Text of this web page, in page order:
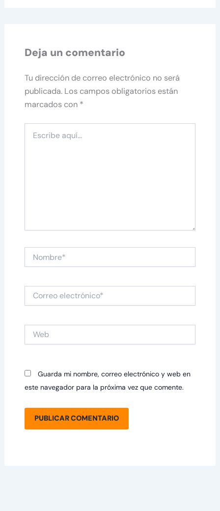
Deja un comentario
Tu dirección de correo electrónico no será
publicada. Los campos obligatorios están
marcados con *
aquí...
Correo
electrónico*
Guarda mi nombre, correo electrónico y web en
este navegador para la próxima vez que comente.